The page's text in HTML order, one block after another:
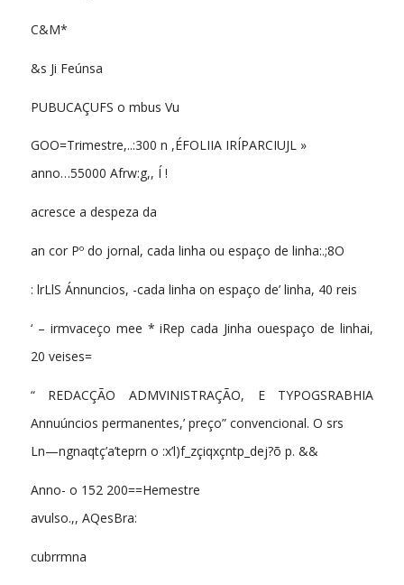
C&M*
&s Ji Feúnsa
PUBUCAÇUFS o mbus Vu
GOO=Trimestre,..:300 n ,ÉFOLIIA IRÍPARCIUJL »
anno…55000 Afrw:g,, Í !
acresce a despeza da
an cor Pº do jornal, cada linha ou espaço de linha:.;8O
: lrLlS Ánnuncios, -cada linha on espaço de’ linha, 40 reis
‘ – irmvaceço mee * iRep cada Jinha ouespaço de linhai,
20 veises=
“ REDACÇÃO ADMVINISTRAÇÃO, E TYPOGSRABHIA
Annuúncios permanentes,’ preço” convencional. O srs
Ln—ngnaqtç’a’teprn o :x’l)f_zçiqxçntp_dej?õ p. &&
Anno- o 152 200==Hemestre
avulso.,, AQesBra:
cubrrmna